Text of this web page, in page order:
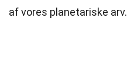
af vores planetariske arv.